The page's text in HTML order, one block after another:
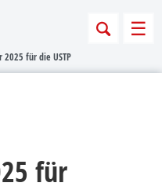
2025 für die USTP
für